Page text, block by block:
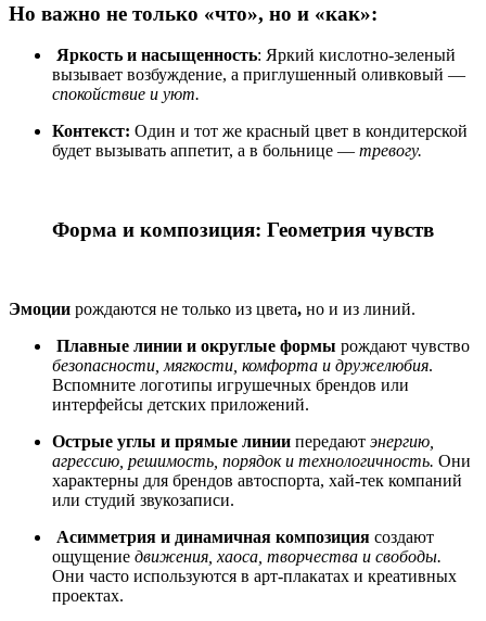
Но важно не только «что», но и «как»:
Яркость и насыщенность: Яркий кислотно-зеленый
вызывает возбуждение, а приглушенный оливковый —
спокойствие и уют.
Контекст: Один и тот же красный цвет в кондитерской
будет вызывать аппетит, а в больнице — тревогу.
Форма и композиция: Геометрия чувств
Эмоции рождаются не только из цвета, но и из линий.
Плавные линии и округлые формы рождают чувство
безопасности, мягкости, комфорта и дружелюбия.
Вспомните логотипы игрушечных брендов или
интерфейсы детских приложений.
Острые углы и прямые линии передают энергию,
агрессию, решимость, порядок и технологичность. Они
характерны для брендов автоспорта, хай-тек компаний
или студий звукозаписи.
Асимметрия и динамичная композиция создают
ощущение движения, хаоса, творчества и свободы.
Они часто используются в арт-плакатах и креативных
проектах.